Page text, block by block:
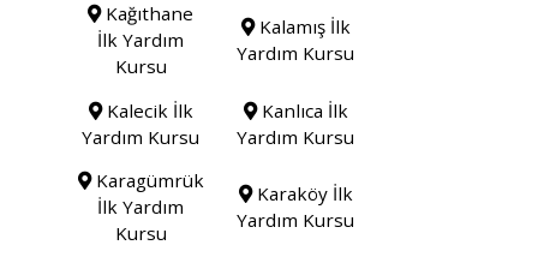
Kağıthane
İlk Yardım
Kursu
Kalamış İlk
Yardım Kursu
Kalecik İlk
Yardım Kursu
Kanlıca İlk
Yardım Kursu
Karagümrük
İlk Yardım
Kursu
Karaköy İlk
Yardım Kursu